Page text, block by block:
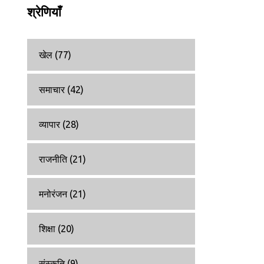
श्रेणियाँ
खेल (77)
समाचार (42)
व्यापार (28)
राजनीति (21)
मनोरंजन (21)
शिक्षा (20)